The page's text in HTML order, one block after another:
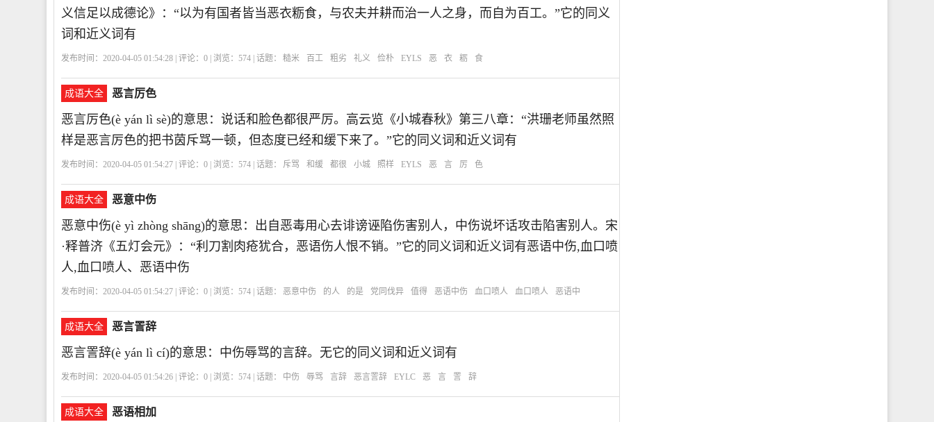
义信足以成德论》：“以为有国者皆当恶衣粝食，与农夫并耕而治一人之身，而自为百工。”它的同义
词和近义词有
发布时间：2020-04-05 01:54:28 | 评论： 0 | 浏览： 574 | 话题： 糙米 百工 粗劣 礼义 俭朴 EYLS 恶 衣 粝 食
成语大全 恶言厉色
恶言厉色(è yán lì sè)的意思：说话和脸色都很严厉。高云览《小城春秋》第三八章：“洪珊老师虽然照
样是恶言厉色的把书茵斥骂一顿，但态度已经和缓下来了。”它的同义词和近义词有
发布时间：2020-04-05 01:54:27 | 评论： 0 | 浏览： 574 | 话题： 斥骂 和缓 都很 小城 照样 EYLS 恶 言 厉 色
成语大全 恶意中伤
恶意中伤(è yì zhòng shāng)的意思：出自恶毒用心去诽谤诬陷伤害别人，中伤说坏话攻击陷害别人。宋
·释普济《五灯会元》：“利刀割肉疮犹合，恶语伤人恨不销。”它的同义词和近义词有恶语中伤,血口喷
人,血口喷人、恶语中伤
发布时间：2020-04-05 01:54:27 | 评论： 0 | 浏览： 574 | 话题： 恶意中伤 的人 的是 党同伐异 值得 恶语中伤 血口喷人 血口喷人
恶语中
伤
EYZS 恶 意 中 伤
成语大全 恶言詈辞
恶言詈辞(è yán lì cí)的意思：中伤辱骂的言辞。无它的同义词和近义词有
发布时间：2020-04-05 01:54:26 | 评论： 0 | 浏览： 574 | 话题： 中伤 辱骂 言辞 恶言詈辞 EYLC 恶 言 詈 辞
成语大全 恶语相加